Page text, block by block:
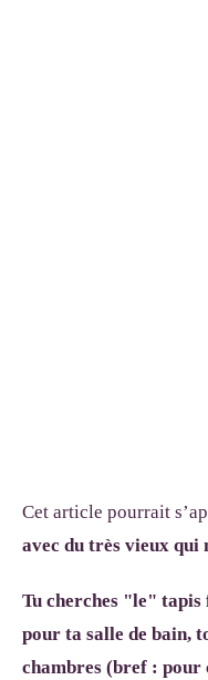
Cet article pourrait
avec du très vieux qui
Tu cherches "le"
pour ta salle de bain,
chambres (bref : pour